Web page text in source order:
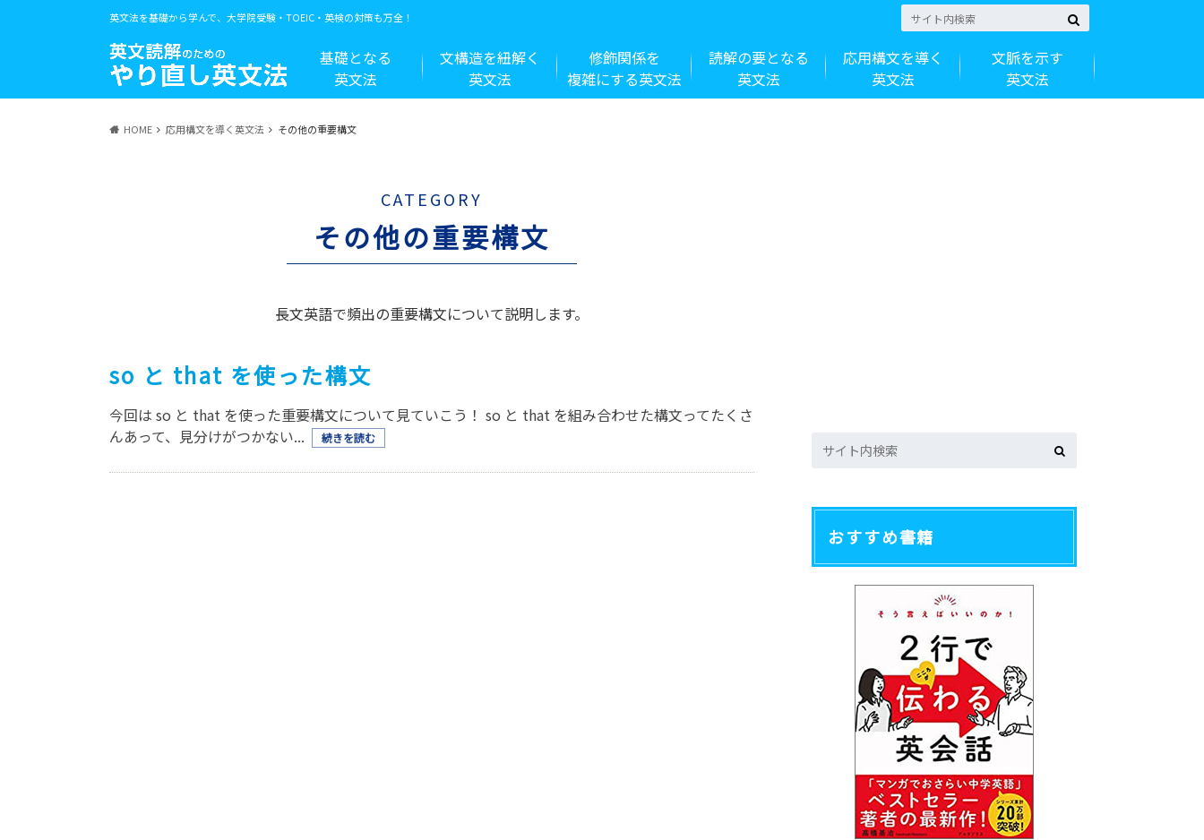
英文法を基礎から学んで、大学院受験・TOEIC・英検の対策も万全！
基礎となる
英文法
文構造を紐解く
英文法
修飾関係を
複雑にする英文法
読解の要となる
英文法
応用構文を導く
英文法
文脈を示す
英文法
HOME 応用構文を導く英文法 その他の重要構文
CATEGORY
その他の重要構文
長文英語で頻出の重要構文について説明します。
so と that を使った構文
今回は so と that を使った重要構文について見ていこう！ so と that を組み合わせた構文ってたくさ
んあって、見分けがつかない...
続きを読む
おすすめ書籍